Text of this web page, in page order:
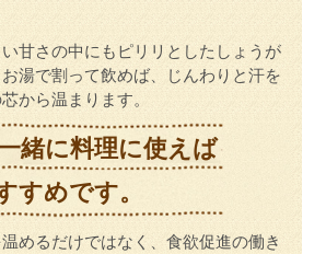
甘さの中にもピリリとしたしょうが
湯で割って飲めば、じんわりと汗を
から温まります。
緒に料理に使えば
すめです。
めるだけではなく、食欲促進の働き